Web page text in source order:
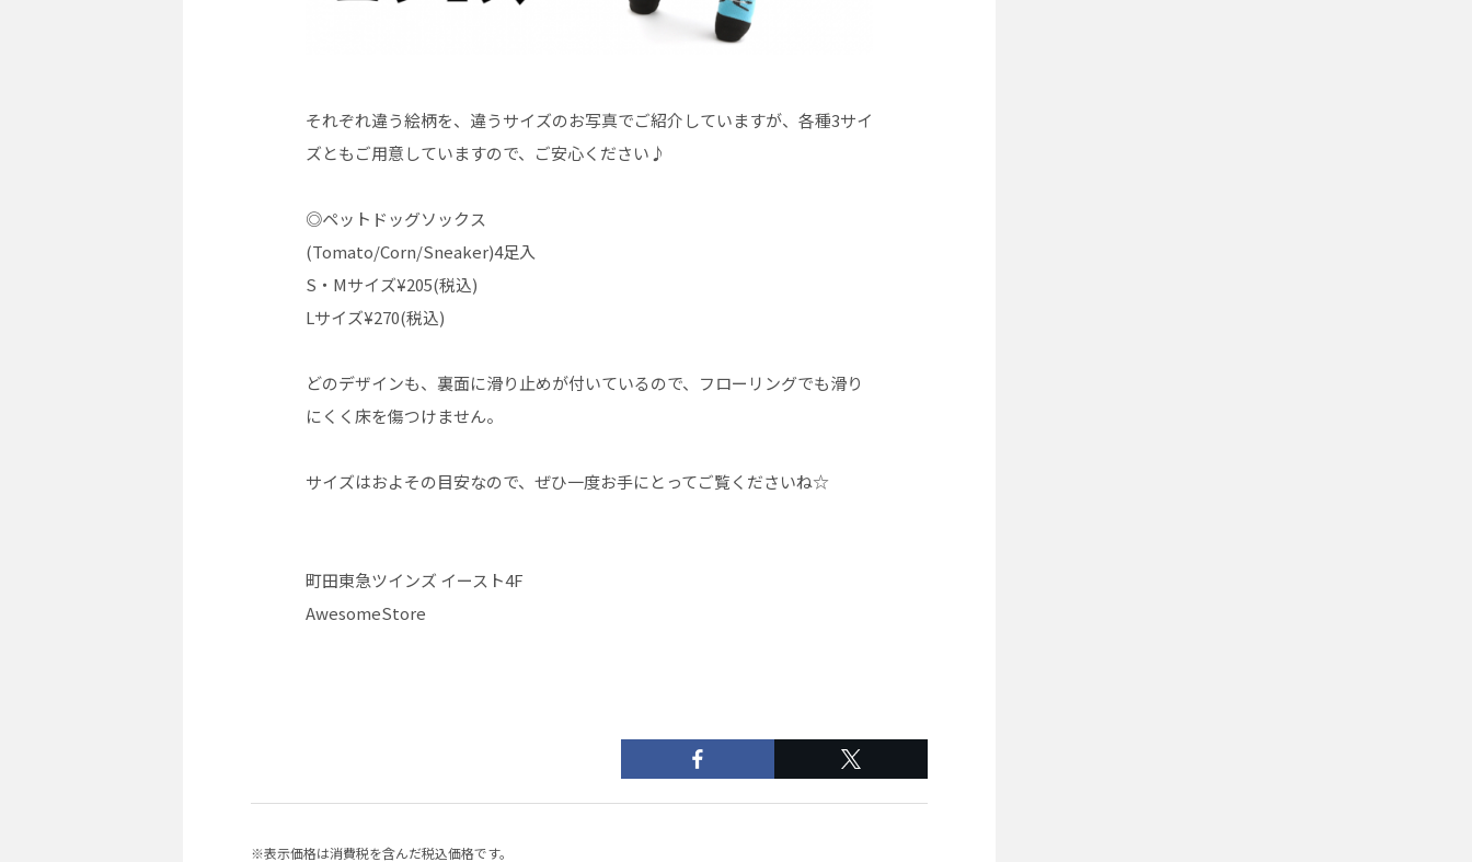
それぞれ違う絵柄を、違うサイズのお写真でご紹介していますが、各種3サイ
ズともご用意していますので、ご安心ください♪
◎ペットドッグソックス
(Tomato/Corn/Sneaker)4足入
S・Mサイズ¥205(税込)
Lサイズ¥270(税込)
どのデザインも、裏面に滑り止めが付いているので、フローリングでも滑り
にくく床を傷つけません。
サイズはおよその目安なので、ぜひ一度お手にとってご覧くださいね☆
町田東急ツインズ イースト4F
AwesomeStore
※表示価格は消費税を含んだ税込価格です。